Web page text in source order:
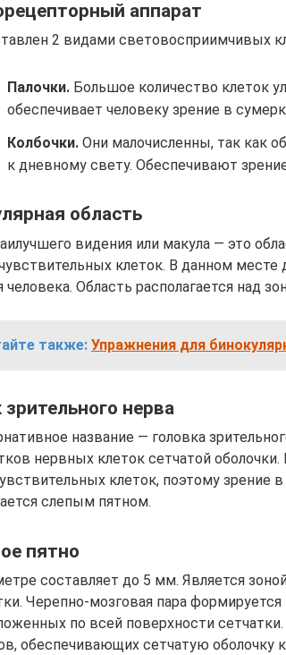
аппарат
2 видами световосприимчивых
Палочки. Большое количество клеток
обеспечивает человеку зрение в
Колбочки. Они малочисленны, так как
к дневному свету. Обеспечивают
область
видения или макула — это
клеток. В данном месте
человека. Область располагается над
также: Упражнения для
нерва
название — головка
нервных клеток сетчатой оболочки.
клеток, поэтому зрение
слепым пятном.
пятно
составляет до 5 мм. Является
Черепно-мозговая пара
по всей поверхности
обеспечивающих сетчатую оболочку